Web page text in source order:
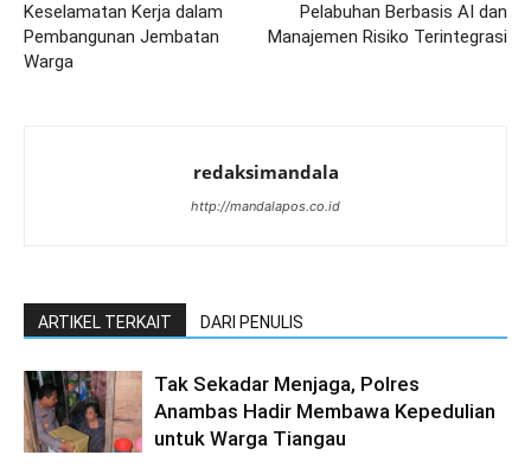
Keselamatan Kerja dalam
Pembangunan Jembatan
Warga
Pelabuhan Berbasis AI dan
Manajemen Risiko Terintegrasi
redaksimandala
http://mandalapos.co.id
ARTIKEL TERKAIT DARI PENULIS
Tak Sekadar Menjaga, Polres
Anambas Hadir Membawa Kepedulian
untuk Warga Tiangau